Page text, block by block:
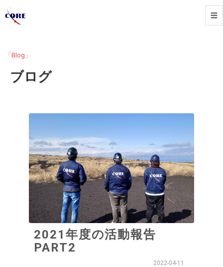
go
to
homepage
☰
Blog
ブログ
2021年度の活動報告
PART2
2022-04-11